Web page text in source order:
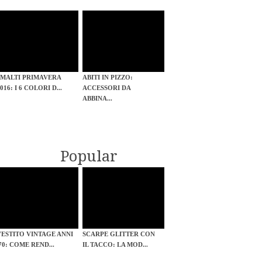
PRIMAVERA
I 6 COLORI D...
ABITI IN PIZZO:
ACCESSORI DA
ABBINA...
Popular
VINTAGE ANNI
COME REND...
SCARPE GLITTER CON
IL TACCO: LA MOD...